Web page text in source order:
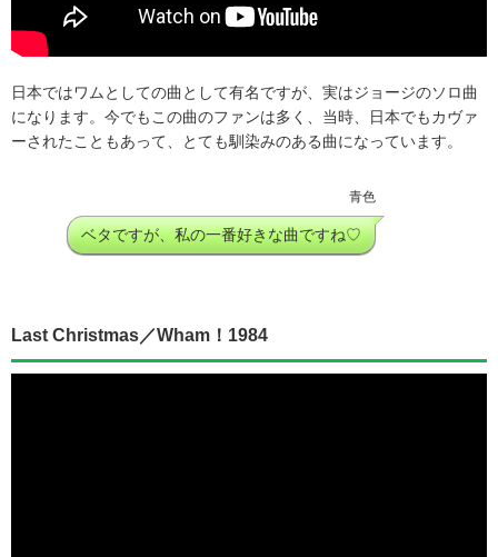
日本ではワムとしての曲として有名ですが、実はジョージのソロ曲
になります。今でもこの曲のファンは多く、当時、日本でもカヴァ
ーされたこともあって、とても馴染みのある曲になっています。
青色
ベタですが、私の一番好きな曲ですね♡
Last Christmas／Wham！1984